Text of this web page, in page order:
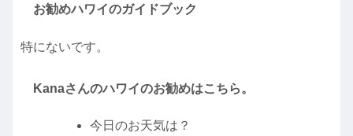
お勧めハワイのガイドブック
特にないです。
Kanaさんのハワイのお勧めはこちら。
今日のお天気は？